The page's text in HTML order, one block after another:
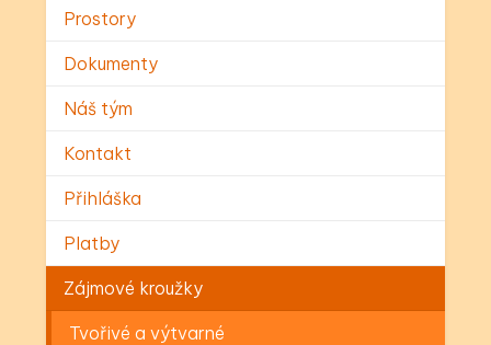
Prostory
Dokumenty
Náš tým
Kontakt
Přihláška
Platby
Zájmové kroužky
Tvořivé a výtvarné